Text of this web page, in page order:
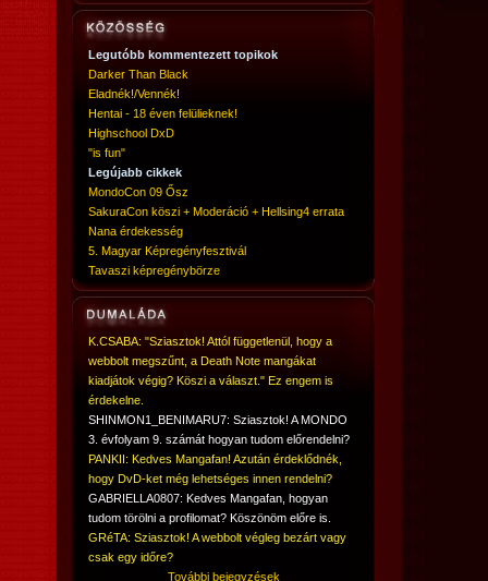
Legutóbb kommentezett topikok
Darker Than Black
Eladnék!/Vennék!
Hentai - 18 éven felülieknek!
Highschool DxD
"is fun"
Legújabb cikkek
MondoCon 09 Ősz
SakuraCon köszi + Moderáció + Hellsing4 errata
Nana érdekesség
5. Magyar Képregényfesztivál
Tavaszi képregénybörze
K.CSABA: "Sziasztok! Attól függetlenül, hogy a
webbolt megszűnt, a Death Note mangákat
kiadjátok végig? Köszi a választ." Ez engem is
érdekelne.
SHINMON1_BENIMARU7: Sziasztok! A MONDO
3. évfolyam 9. számát hogyan tudom előrendelni?
PANKII: Kedves Mangafan! Azután érdeklődnék,
hogy DvD-ket még lehetséges innen rendelni?
GABRIELLA0807: Kedves Mangafan, hogyan
tudom törölni a profilomat? Köszönöm előre is.
GRéTA: Sziasztok! A webbolt végleg bezárt vagy
csak egy időre?
További bejegyzések